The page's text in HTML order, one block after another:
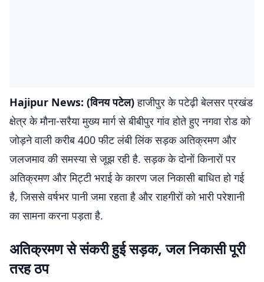
Hajipur News: (विनय पटेल)हाजीपुर के पटेढ़ी बेलसर प्रखंड
क्षेत्र के मौना-सरैया मुख्य मार्ग से बीबीपुर गांव होते हुए नगवा रोड को
जोड़ने वाली करीब 400 फीट लंबी लिंक सड़क अतिक्रमण और
जलजमाव की समस्या से जूझ रही है. सड़क के दोनों किनारों पर
अतिक्रमण और मिट्टी भराई के कारण जल निकासी बाधित हो गई
है, जिससे वर्षभर पानी जमा रहता है और राहगीरों को भारी परेशानी
का सामना करना पड़ता है.
अतिक्रमण से संकरी हुई सड़क, जल निकासी पूरी
तरह ठप